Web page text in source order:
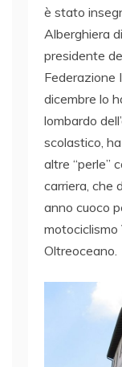
è stato
Alberghiera
presidente
Federazione
dicembre lo
lombardo
scolastico,
altre “perle”
carriera, che
anno cuoco
Oltreoceano.